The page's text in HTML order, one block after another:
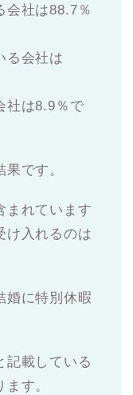
会社は88.7％
る会社は
社は8.9％で
です。
まれています
け入れるのは
婚に特別休暇
記載している
す。